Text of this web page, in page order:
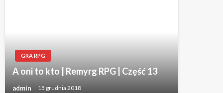
GRA RPG
A oni to kto | Remyrg RPG | Część 13
admin 15 grudnia 2018